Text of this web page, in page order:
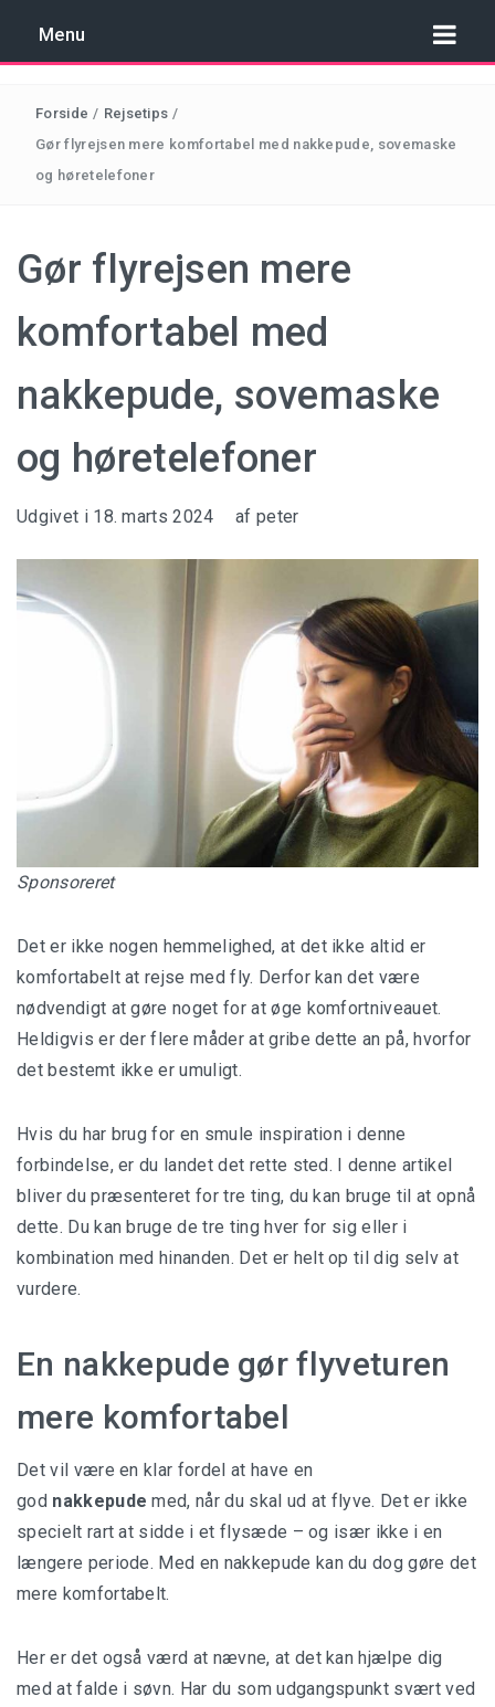
Menu
REJSER TIL MALTA
REJSER TIL SPANIEN
REJSER TIL TYRKIET
Forside / Rejsetips /
Gør flyrejsen mere komfortabel med nakkepude, sovemaske
og høretelefoner
Gør flyrejsen mere
komfortabel med
nakkepude, sovemaske
og høretelefoner
Udgivet i 18. marts 2024 af peter
Sponsoreret
Det er ikke nogen hemmelighed, at det ikke altid er
komfortabelt at rejse med fly. Derfor kan det være
nødvendigt at gøre noget for at øge komfortniveauet.
Heldigvis er der flere måder at gribe dette an på, hvorfor
det bestemt ikke er umuligt.
Hvis du har brug for en smule inspiration i denne
forbindelse, er du landet det rette sted. I denne artikel
bliver du præsenteret for tre ting, du kan bruge til at opnå
dette. Du kan bruge de tre ting hver for sig eller i
kombination med hinanden. Det er helt op til dig selv at
vurdere.
En nakkepude gør flyveturen
mere komfortabel
Det vil være en klar fordel at have en
god nakkepude med, når du skal ud at flyve. Det er ikke
specielt rart at sidde i et flysæde – og især ikke i en
længere periode. Med en nakkepude kan du dog gøre det
mere komfortabelt.
Her er det også værd at nævne, at det kan hjælpe dig
med at falde i søvn. Har du som udgangspunkt svært ved